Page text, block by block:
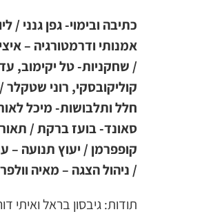
כתיבה ובימוי- גפן גנני /
אמנותי ודרמטורגיה –
/ שחקניות- טל יקימוב,
קוליקובסקי, רוני שטקלר
חלל ותלבושות- מיכל
סאונד- בועז ברקת /
קופפרמן / יעוץ תנועה –
/ ניהול הצגה – מאיה
תודות: גיבסון בראל ואיתי